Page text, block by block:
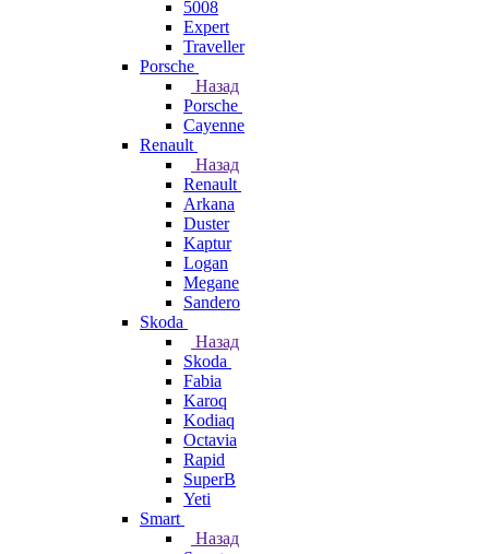
5008
Expert
Traveller
Porsche
Назад
Porsche
Cayenne
Renault
Назад
Renault
Arkana
Duster
Kaptur
Logan
Megane
Sandero
Skoda
Назад
Skoda
Fabia
Karoq
Kodiaq
Octavia
Rapid
SuperB
Yeti
Smart
Назад